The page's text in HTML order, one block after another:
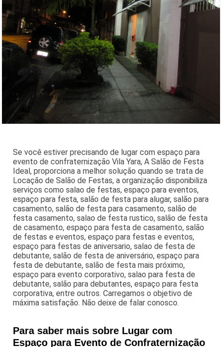
Se você estiver precisando de lugar com espaço para
evento de confraternização Vila Yara, A Salão de Festa
Ideal, proporciona a melhor solução quando se trata de
Locação de Salão de Festas, a organização disponibiliza
serviços como salao de festas, espaço para eventos,
espaço para festa, salão de festa para alugar, salão para
casamento, salão de festa para casamento, salão de
festa casamento, salao de festa rustico, salão de festa
de casamento, espaço para festa de casamento, salão
de festas e eventos, espaço para festas e eventos,
espaço para festas de aniversario, salao de festa de
debutante, salão de festa de aniversário, espaço para
festa de debutante, salão de festa mais próximo,
espaço para evento corporativo, salao para festa de
debutante, salão para debutantes, espaço para festa
corporativa, entre outros. Carregamos o objetivo de
máxima satisfação. Não deixe de falar conosco.
Para saber mais sobre Lugar com
Espaço para Evento de Confraternização